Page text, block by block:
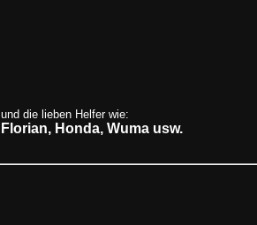
und die lieben Helfer wie:
Florian, Honda, Wuma usw.